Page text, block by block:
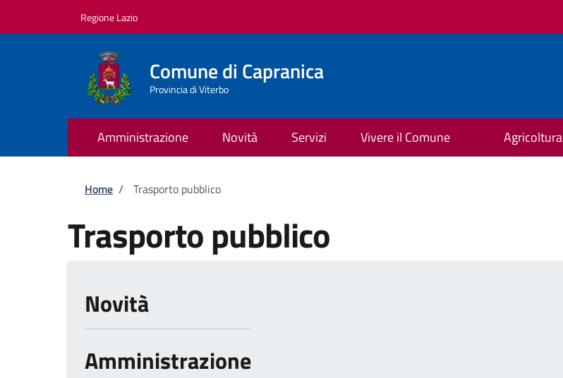
Regione Lazio
Comune di Capranica
Provincia di Viterbo
Amministrazione Novità Servizi Vivere il Comune Agricoltura
Briciole di pane
Home / Trasporto pubblico
Trasporto pubblico
Novità
Amministrazione